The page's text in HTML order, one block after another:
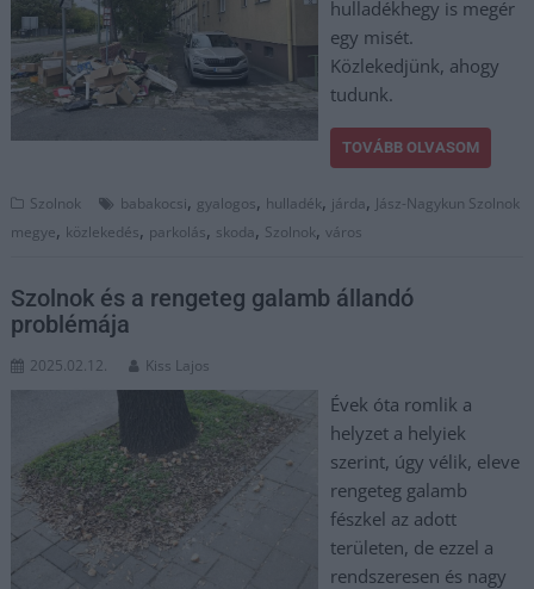
hulladékhegy is megér
egy misét.
Közlekedjünk, ahogy
tudunk.
TOVÁBB OLVASOM
Szolnok babakocsi, gyalogos, hulladék, járda, Jász-Nagykun Szolnok
megye, közlekedés, parkolás, skoda, Szolnok,város
Szolnok és a rengeteg galamb állandó
problémája
2025.02.12. Kiss Lajos
Évek óta romlik a
helyzet a helyiek
szerint, úgy vélik, eleve
rengeteg galamb
fészkel az adott
területen, de ezzel a
rendszeresen és nagy